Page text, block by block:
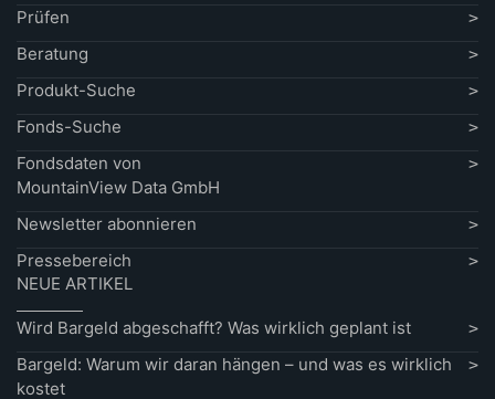
Prüfen
Beratung
Produkt-Suche
Fonds-Suche
Fondsdaten von
MountainView Data GmbH
Newsletter abonnieren
Pressebereich
NEUE ARTIKEL
Wird Bargeld abgeschafft? Was wirklich geplant ist
Bargeld: Warum wir daran hängen – und was es wirklich
kostet